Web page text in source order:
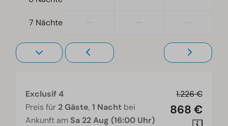
7 Nächte
1.226 €
868 €
Exclusif 4
Preis für 2 Gäste, 1 Nacht bei
Ankunft am Sa 22 Aug (16:00 Uhr)